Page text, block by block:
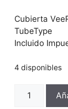
Cubierta
TubeType
Incluido
4 disponibles
Cubierta